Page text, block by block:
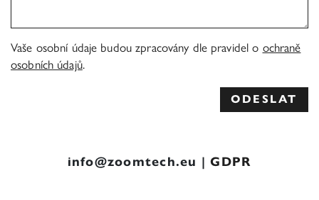
Vaše osobní údaje budou zpracovány dle pravidel o ochraně
osobních údajů.
info@zoomtech.eu |GDPR